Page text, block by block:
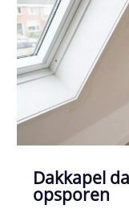
Dakkapel
opsporen